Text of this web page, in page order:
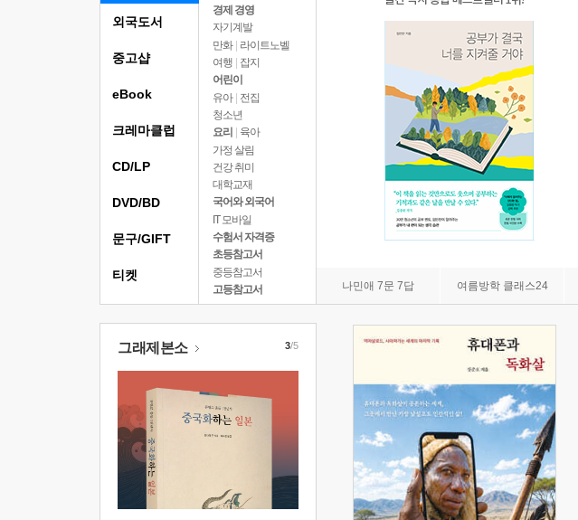
경제 경영
자기계발
만화 | 라이트노벨
여행
잡지
어린이
유아 | 전집
청소년
요리
육아
가정 살림
건강 취미
대학교재
국어와 외국어
IT 모바일
수험서 자격증
초등참고서
중등참고서
고등참고서
나민애 7문 7답 여름방학 클래스24
외국도서
중고샵
eBook
크레마클럽
CD/LP
DVD/BD
문구/GIFT
티켓
그래제본소 3/5